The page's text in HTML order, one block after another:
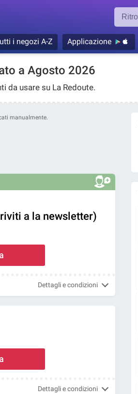
i negozi A-Z Applicazione
a Agosto 2026
da usare su La Redoute.
manualmente.
a la newsletter)
Dettagli e condizioni
Dettagli e condizioni